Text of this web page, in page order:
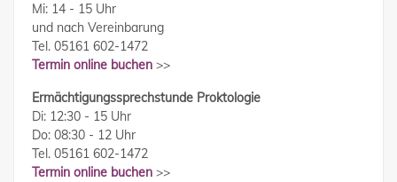
Mi: 14 - 15 Uhr
und nach Vereinbarung
Tel. 05161 602-1472
Termin online buchen >>
Ermächtigungssprechstunde Proktologie
Di: 12:30 - 15 Uhr
Do: 08:30 - 12 Uhr
Tel. 05161 602-1472
Termin online buchen >>